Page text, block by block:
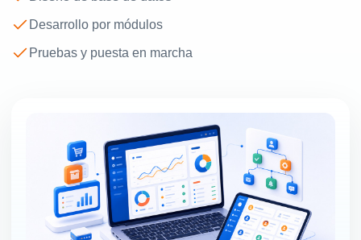
Desarrollo por módulos
Pruebas y puesta en marcha